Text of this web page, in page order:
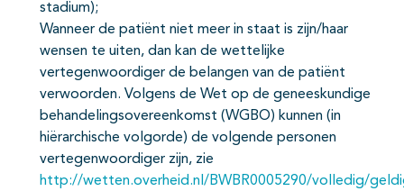
stadium);
Wanneer de patiënt niet meer in staat is zijn/haar
wensen te uiten, dan kan de wettelijke
vertegenwoordiger de belangen van de patiënt
verwoorden. Volgens de Wet op de geneeskundige
behandelingsovereenkomst (WGBO) kunnen (in
hiërarchische volgorde) de volgende personen
vertegenwoordiger zijn, zie
http://wetten.overheid.nl/BWBR0005290/volledig/